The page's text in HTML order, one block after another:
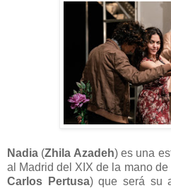
Nadia (Zhila Azadeh) es una
al Madrid del XIX de la mano
Carlos Pertusa) que será su